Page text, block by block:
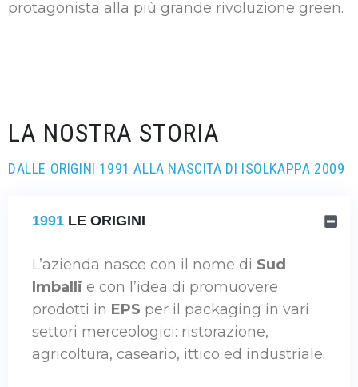
protagonista alla più grande rivoluzione green.
LA NOSTRA STORIA
DALLE ORIGINI 1991 ALLA NASCITA DI ISOLKAPPA 2009
1991 LE ORIGINI
L’azienda nasce con il nome di Sud
Imballi e con l’idea di promuovere
prodotti in EPS per il packaging in vari
settori merceologici: ristorazione,
agricoltura, caseario, ittico ed industriale.